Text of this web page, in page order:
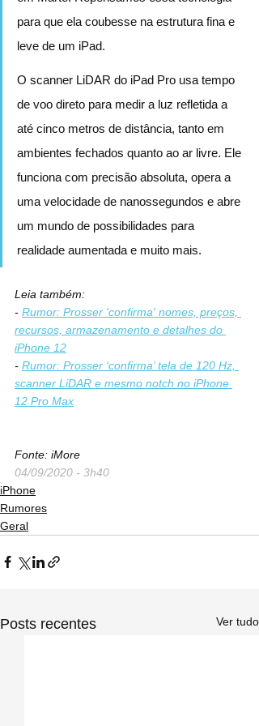
para que ela coubesse na estrutura fina e
leve de um iPad.
O scanner LiDAR do iPad Pro usa tempo
de voo direto para medir a luz refletida a
até cinco metros de distância, tanto em
ambientes fechados quanto ao ar livre. Ele
funciona com precisão absoluta, opera a
uma velocidade de nanossegundos e abre
um mundo de possibilidades para
realidade aumentada e muito mais.
Leia também:
- Rumor: Prosser 'confirma' nomes, preços,
recursos, armazenamento e detalhes do
iPhone 12
- Rumor: Prosser ‘confirma’ tela de 120 Hz,
scanner LiDAR e mesmo notch no iPhone
12 Pro Max
Fonte: iMore
04/09/2020 - 3h40
iPhone
Rumores
Geral
Posts recentes Ver tudo